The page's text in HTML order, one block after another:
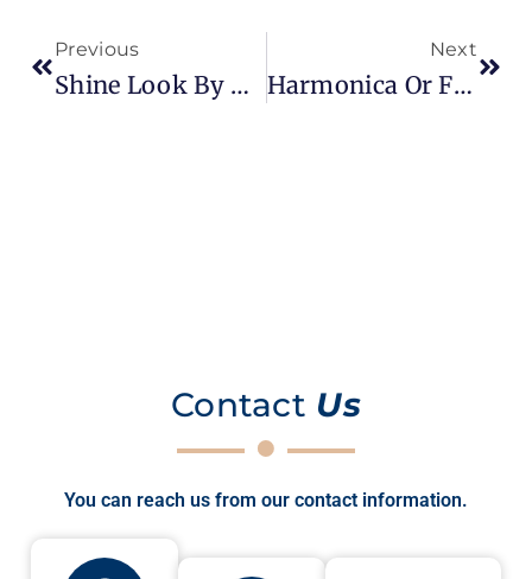
Previous
Shine Look By Medlook: 7-Step Skincare Routine
Next
Harmonica Or Filling? The 5 Differences Between Them
Contact Us
You can reach us from our contact information.